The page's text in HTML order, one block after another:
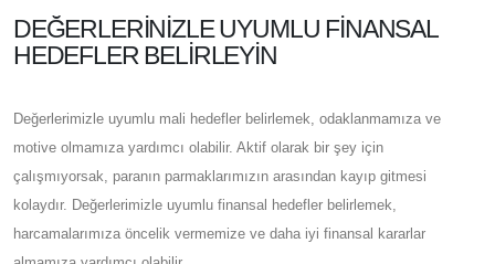
DEĞERLERINIZLE UYUMLU FINANSAL
HEDEFLER BELIRLEYIN
Değerlerimizle uyumlu mali hedefler belirlemek, odaklanmamıza ve
motive olmamıza yardımcı olabilir. Aktif olarak bir şey için
çalışmıyorsak, paranın parmaklarımızın arasından kayıp gitmesi
kolaydır. Değerlerimizle uyumlu finansal hedefler belirlemek,
harcamalarımıza öncelik vermemize ve daha iyi finansal kararlar